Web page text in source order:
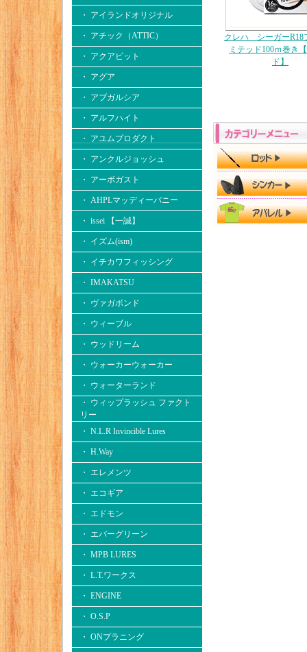
・ アイランドオリジナル
・ アチック（ATTIC）
・ アクアビット
・ アグア
・ アブガルシア
・ アルフハイト
・ アユムプロダクト
・ アンクルジョッシュ
・ アーボガスト
・ AHPLマッディーバニー
・ issei 【一誠】
・ イズム(ism)
・ イチカワフィッシング
・ IMAKATSU
・ ヴァガボンド
・ ウィーブル
・ ウッドリーム
・ ウォーカーウォーカー
・ ウォーターランド
・ ウィップラッシュ ファクト
リー
・ N.L.R Invincible Lures
・ H.Way
・ エレメンツ
・ エコギア
・ エドモン
・ エバーグリーン
・ MPB LURES
・ L.T.ワークス
・ ENGINE
・ O.S.P
・ ONプラニング
クレハ シーガーR18
ミテッド100ｍ巻き
ド】